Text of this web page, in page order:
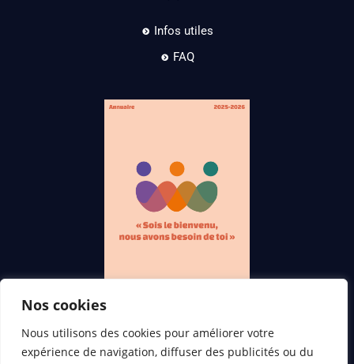
Nos cookies
Nous utilisons des cookies pour améliorer votre
expérience de navigation, diffuser des publicités ou du
Infos utiles
FAQ
Annuaire